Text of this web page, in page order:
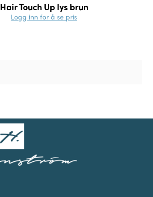
Hair Touch Up lys brun
Logg inn for å se pris